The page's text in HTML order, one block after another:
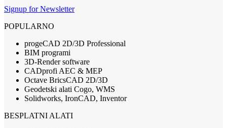
Signup for Newsletter
POPULARNO
progeCAD 2D/3D Professional
BIM programi
3D-Render software
CADprofi AEC & MEP
Octave BricsCAD 2D/3D
Geodetski alati Cogo, WMS
Solidworks, IronCAD, Inventor
BESPLATNI ALATI